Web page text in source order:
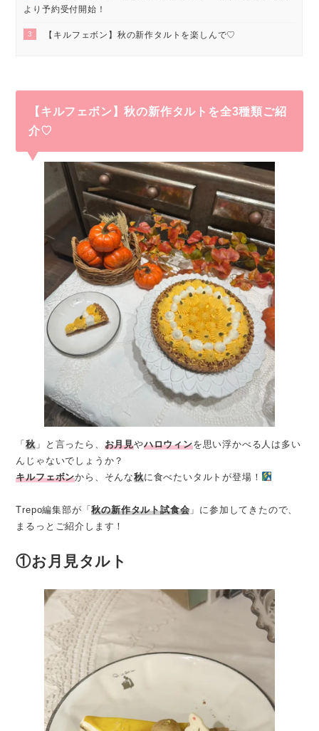
より予約受付開始！
3 【キルフェボン】秋の新作タルトを楽しんで♡
【キルフェボン】秋の新作タルトを全3種類ご紹
介♡
「秋 」と言ったら、 お月見やハロウィンを思い浮かべる人は多い
んじゃないでしょうか？
キルフェボンから、そんな秋に食べたいタルトが登場！
Trepo編集部が「秋の新作タルト試食会 」に参加してきたので、
まるっとご紹介します！
①お月見タルト